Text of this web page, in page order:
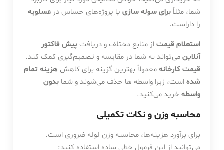
شما، مثلاًبرای سوله سازییا پروژه‌های حساس در عسلویه
را داراست.
استعلام قیمتاز منابع مختلف و دریافت پیش فاکتور
آنلاینمی‌تواند به شما در مقایسه و تصمیم‌گیری کمک کند.
قیمت کارخانهمعمولاً بهترین گزینه برای کاهش هزینه تمام
شدهاست، زیرا واسطه ها حذف می‌شوند و شما بدون
واسطهخرید می‌کنید.
محاسبه وزن و نکات تکمیلی
برای برآورد هزینه‌ها، محاسبه وزن لوله ضروری است.
می‌توانید از این فرمول خطی ساده استفاده کنید: